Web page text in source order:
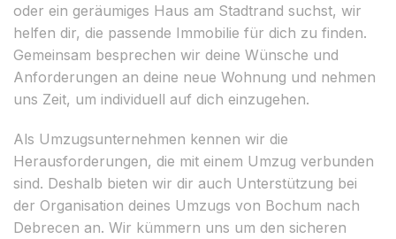
oder ein geräumiges Haus am Stadtrand suchst, wir
helfen dir, die passende Immobilie für dich zu finden.
Gemeinsam besprechen wir deine Wünsche und
Anforderungen an deine neue Wohnung und nehmen
uns Zeit, um individuell auf dich einzugehen.
Als Umzugsunternehmen kennen wir die
Herausforderungen, die mit einem Umzug verbunden
sind. Deshalb bieten wir dir auch Unterstützung bei
der Organisation deines Umzugs von Bochum nach
Debrecen an. Wir kümmern uns um den sicheren